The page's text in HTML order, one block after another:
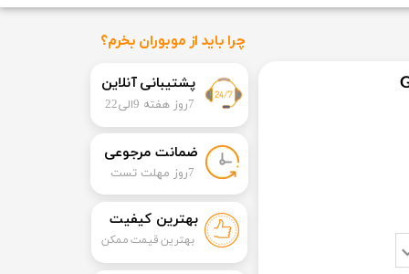
​​پشتیبانی آنلاین
7روز هفته 9الی22
چرا باید از موبوران بخرم؟
​ضمانت مرجوعی
​7روز مهلت تست
بهترین کیفیت
بهترین قیمت ممکن